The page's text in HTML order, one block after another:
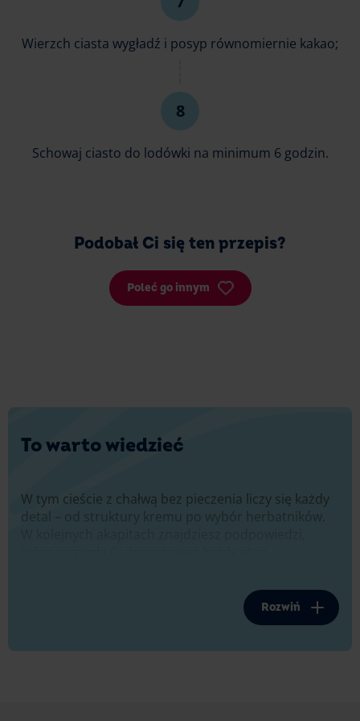
Wierzch ciasta wygładź i posyp równomiernie kakao;
Schowaj ciasto do lodówki na minimum 6 godzin.
Podobał Ci się ten przepis?
Poleć go innym
To warto wiedzieć
W tym cieście z chałwą bez pieczenia liczy się każdy
detal – od struktury kremu po wybór herbatników.
Jak uzyskać idealnie puszysty krem
Rozwiń